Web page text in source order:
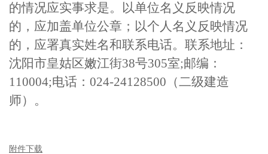
的情况应实事求是。以单位名义反映情况
的，应加盖单位公章；以个人名义反映情况
的，应署真实姓名和联系电话。联系地址：
沈阳市皇姑区嫩江街38号305室;邮编：
110004;电话：024-24128500（二级建造
师）。
附件下载